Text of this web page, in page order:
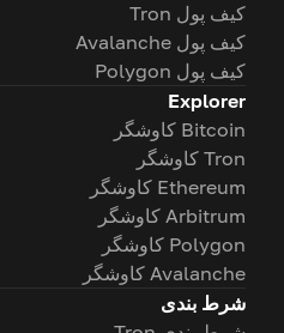
کیف پول Tron
کیف پول Avalanche
کیف پول Polygon
Explorer
Bitcoin کاوشگر
Tron کاوشگر
Ethereum کاوشگر
Arbitrum کاوشگر
Polygon کاوشگر
Avalanche کاوشگر
شرط بندی